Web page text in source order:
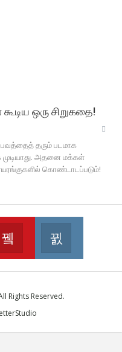
ஒரு சிறுகதை!
தரும் படமாக
முடியாது. அதனை மக்கள்
கொண்டாடப்படும்!
us on Twitter
Youtube
Join us on Youtube
Rights Reserved.